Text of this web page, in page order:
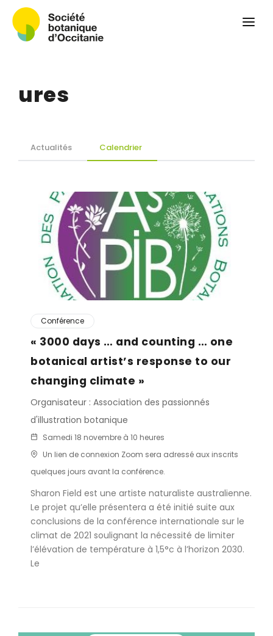
Colloque
Ressources
Actualités et calendrier
Contact
ures
Actualités Calendrier
Conférence
« 3000 days … and counting … one
botanical artist’s response to our
changing climate »
Organisateur : Association des passionnés
d'illustration botanique
Samedi 18 novembre à 10 heures
Un lien de connexion Zoom sera adressé aux inscrits
quelques jours avant la conférence.
Sharon Field est une artiste naturaliste australienne.
Le projet qu’elle présentera a été initié suite aux
conclusions de la conférence internationale sur le
climat de 2021 soulignant la nécessité de limiter
l’élévation de température à 1,5°c à l’horizon 2030.
Le